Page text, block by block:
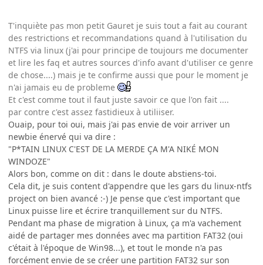
T'inquiète pas mon petit Gauret je suis tout a fait au courant
des restrictions et recommandations quand à l'utilisation du
NTFS via linux (j'ai pour principe de toujours me documenter
et lire les faq et autres sources d'info avant d'utiliser ce genre
de chose....) mais je te confirme aussi que pour le moment je
n'ai jamais eu de probleme
Et c'est comme tout il faut juste savoir ce que l'on fait ....
par contre c'est assez fastidieux à utiliiser.
Ouaip, pour toi oui, mais j'ai pas envie de voir arriver un
newbie énervé qui va dire :
"P*TAIN LINUX C'EST DE LA MERDE ÇA M'A NIKÉ MON
WINDOZE"
Alors bon, comme on dit : dans le doute abstiens-toi.
Cela dit, je suis content d'appendre que les gars du linux-ntfs
project on bien avancé :-) Je pense que c'est important que
Linux puisse lire et écrire tranquillement sur du NTFS.
Pendant ma phase de migration à Linux, ça m'a vachement
aidé de partager mes données avec ma partition FAT32 (oui
c'était à l'époque de Win98...), et tout le monde n'a pas
forcément envie de se créer une partition FAT32 sur son